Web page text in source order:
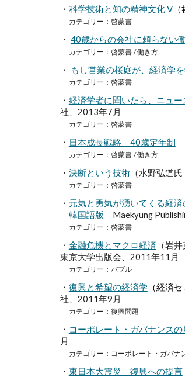
・ 科学技術と知の精神文化 Ⅴ（
カテゴリー：啓蒙書
・ 40歳からの会社に頼らない
カテゴリー：啓蒙書 / 働き方
・ もし営業の桜庭が、経済学
カテゴリー：啓蒙書
・ 経済学者に聞いたら、ニュ
社、2013年7月
カテゴリー：啓蒙書
・ 日本成長戦略 40歳定年制
カテゴリー：啓蒙書 / 働き方
・ 決断という技術（水野弘道
カテゴリー：啓蒙書
・ 元気と勇気が湧いてくる経済
韓国語版 Maekyung
カテゴリー：啓蒙書
・ 金融危機とマクロ経済（岩井
東京大学出版会、 2011年11月
カテゴリー：バブル
・ 復興と希望の経済学（経済セ
社、2011年9月
カテゴリー：復興問題
・ コーポレート・ガバナンスの
月
カテゴリー：コーポレート・ガバナ
・ 東日本大震災 復興への提言